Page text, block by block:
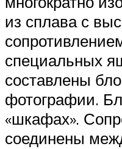
из сплава с
специальных
составлены
фотографии.
«шкафах».
соединены